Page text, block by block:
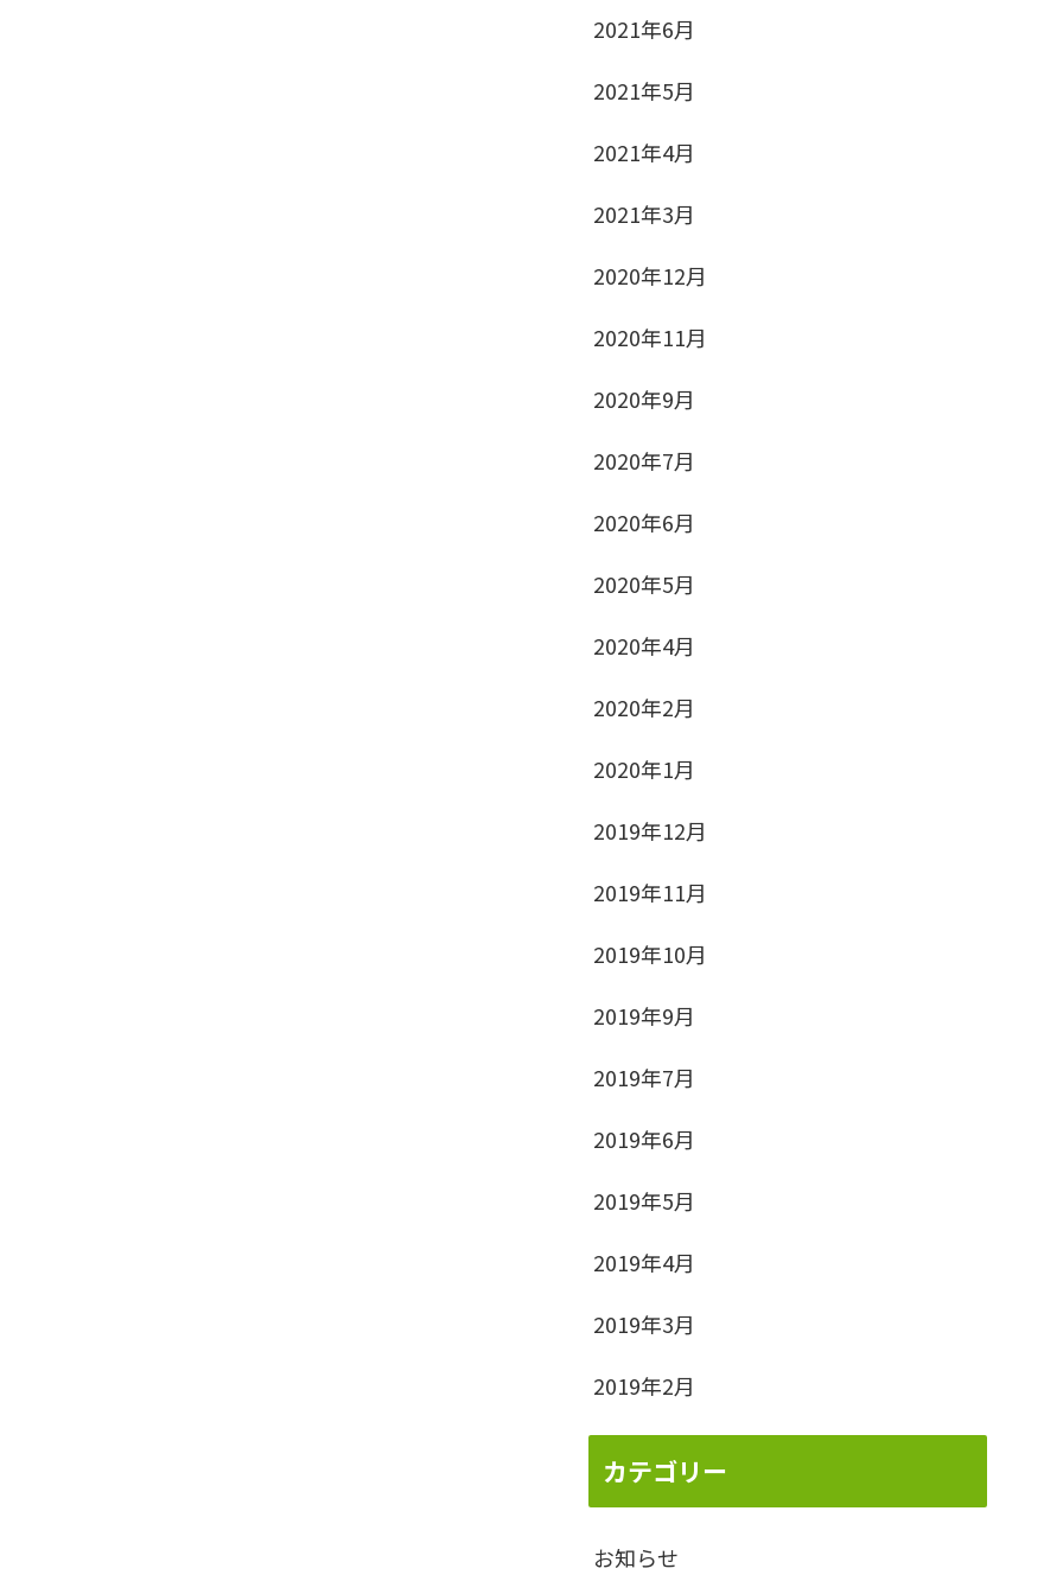
2021年6月
2021年5月
2021年4月
2021年3月
2020年12月
2020年11月
2020年9月
2020年7月
2020年6月
2020年5月
2020年4月
2020年2月
2020年1月
2019年12月
2019年11月
2019年10月
2019年9月
2019年7月
2019年6月
2019年5月
2019年4月
2019年3月
2019年2月
カテゴリー
お知らせ